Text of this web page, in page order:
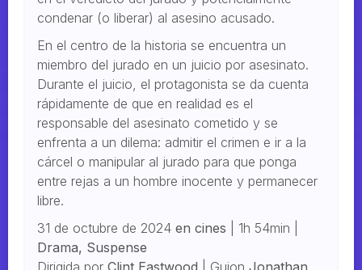
condenar (o liberar) al asesino acusado.
En el centro de la historia se encuentra un
miembro del jurado en un juicio por asesinato.
Durante el juicio, el protagonista se da cuenta
rápidamente de que en realidad es el
responsable del asesinato cometido y se
enfrenta a un dilema: admitir el crimen e ir a la
cárcel o manipular al jurado para que ponga
entre rejas a un hombre inocente y permanecer
libre.
31 de octubre de 2024 en cines | 1h 54min |
Drama, Suspense